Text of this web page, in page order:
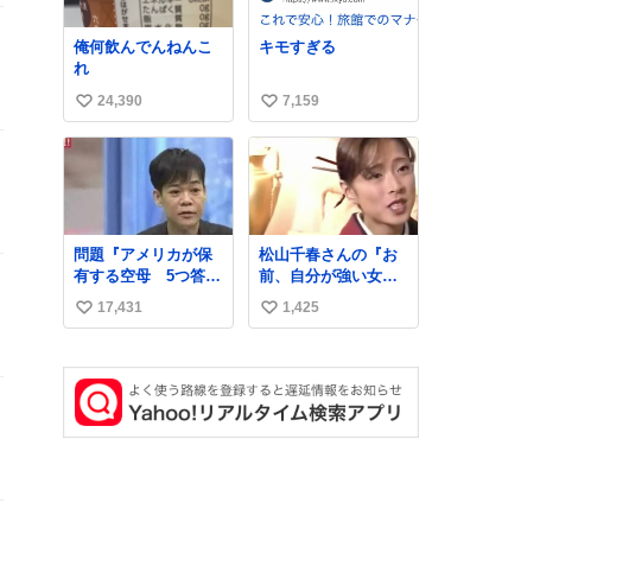
俺何飲んでんねんこ
れ
い
い
数
24,390
キモすぎる
い
い
ね
数
7,159
問題『アメリカが保
有する空母 5つ答え
よ』 名倉「ホンマご
めん、日本」
い
ね
数
17,431
松山千春さんの『お
前、自分が強い女だ
と思うか？』の一言
で… 中森明菜さんが
い
ね
数
1,425